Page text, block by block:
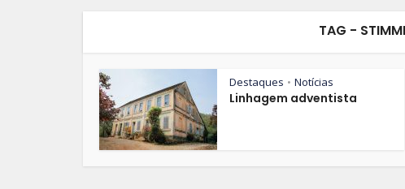
TAG -
Destaques • Notícias
Linhagem adventista